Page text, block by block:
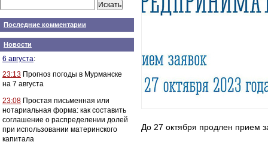
Последние комментарии
Новости
6 августа:
23:13 Прогноз погоды в Мурманске
на 7 августа
23:08 Простая письменная или
нотариальная форма: как составить
соглашение о распределении долей
при использовании материнского
капитала
До 27 октября продлен прием